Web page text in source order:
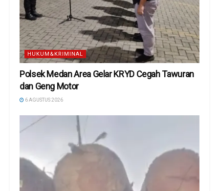
HUKUM&KRIMINAL
Polsek Medan Area Gelar KRYD Cegah Tawuran
dan Geng Motor
6 AGUSTUS 2026